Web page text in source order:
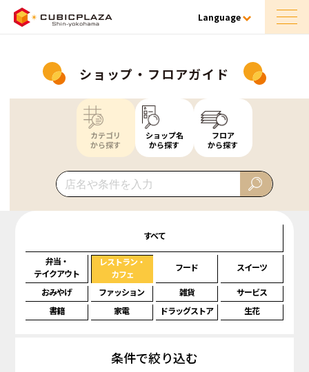
Language
ショップ・フロアガイド
カテゴリ
から探す
ショップ名
から探す
フロア
から探す
すべて
弁当・
テイクアウト
レストラン・
カフェ
フード スイーツ
おみやげ ファッション 雑貨
サービス
書籍
家電 ドラッグストア 生花
条件で絞り込む